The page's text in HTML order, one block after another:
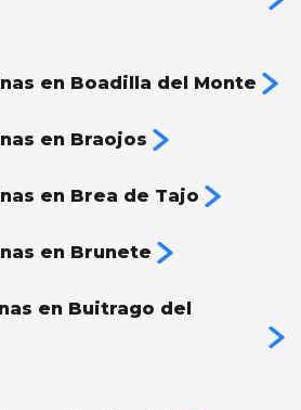
en Boadilla del Monte
en Braojos
en Brea de Tajo
en Brunete
en Buitrago del